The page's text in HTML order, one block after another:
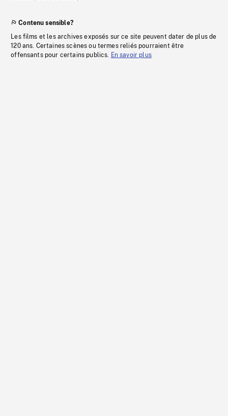
Contenu sensible?
Les films et les archives exposés sur ce site peuvent dater de plus de
120 ans. Certaines scènes ou termes reliés pourraient être
offensants pour certains publics. En savoir plus